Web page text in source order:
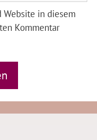
Website in diesem
Kommentar